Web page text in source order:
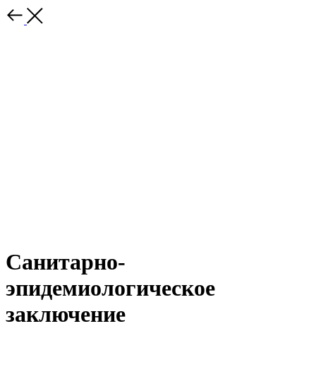
Санитарно-
эпидемиологическое
заключение